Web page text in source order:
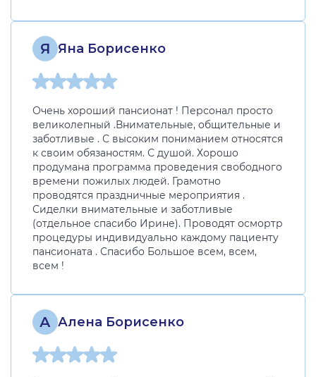
Я Яна Борисенко
Очень хороший пансионат ! Персонал просто
великолепный .Внимательные, общительные и
заботливые . С высоким пониманием относятся
к своим обязаностям. С душой. Хорошо
продумана программа проведения свободного
времени пожилых людей. Грамотно
проводятся праздничные мероприятия .
Сиделки внимательные и заботливые
(отдельное спасибо Ирине). Проводят осмортр
процедуры индивидуально каждому пациенту
пансионата . Спасибо Большое всем, всем,
всем !
А Алена Борисенко